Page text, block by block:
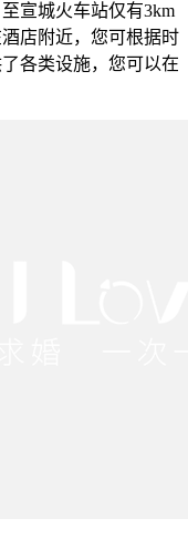
宣城火车站仅有3km
店附近，您可根据时
各类设施，您可以在